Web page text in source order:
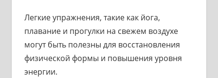
Легкие упражнения, такие как йога,
плавание и прогулки на свежем воздухе
могут быть полезны для восстановления
физической формы и повышения уровня
энергии.